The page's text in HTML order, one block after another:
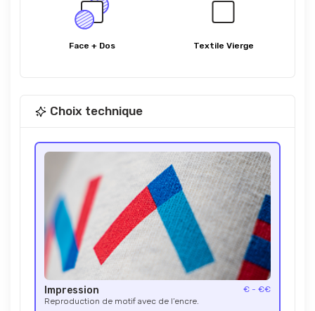
Face + Dos Textile Vierge
Choix technique
Impression
€ - €€
Reproduction de motif avec de l’encre.